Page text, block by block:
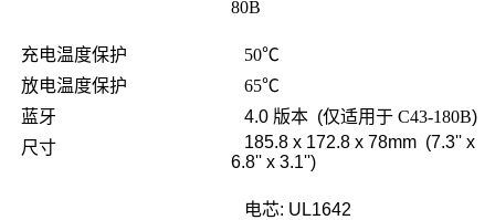
80B
充电温度保护
50℃
放电温度保护
65℃
蓝牙
4.0 版本 (仅适用于 C43-180B)
尺寸
185.8 x 172.8 x 78mm (7.3'' x
6.8'' x 3.1'')
电芯: UL1642